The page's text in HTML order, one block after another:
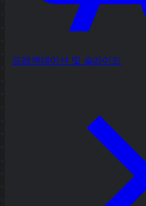
프레젠테이션 및 슬라이드